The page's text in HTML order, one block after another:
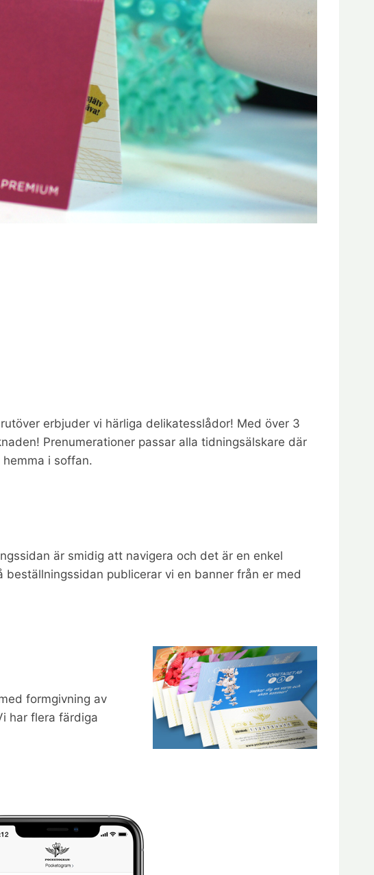
erbjuder vi härliga delikatesslådor! Med över 3
Prenumerationer passar alla tidningsälskare där
i soffan.
är smidig att navigera och det är en enkel
publicerar vi en banner från er med
formgivning av
har flera färdiga